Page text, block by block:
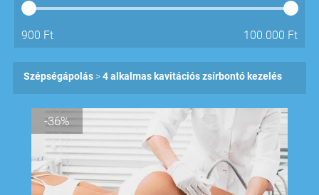
900 Ft 100.000 Ft
Szépségápolás 4 alkalmas kavitációs zsírbontó kezelés
-36%